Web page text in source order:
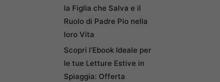
la Figlia che Salva e il
Ruolo di Padre Pio nella
loro Vita
Scopri l’Ebook Ideale per
le tue Letture Estive in
Spiaggia: Offerta